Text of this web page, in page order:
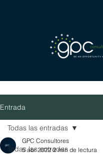
Entrada
Todas las entradas
Todas las entradas
GPC Consultores
5 abr 2022 2 min de lectura